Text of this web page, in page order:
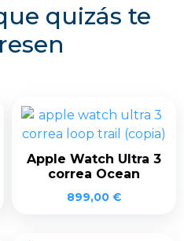
quizás te
Apple Watch Ultra 3
correa Ocean
899,00 €